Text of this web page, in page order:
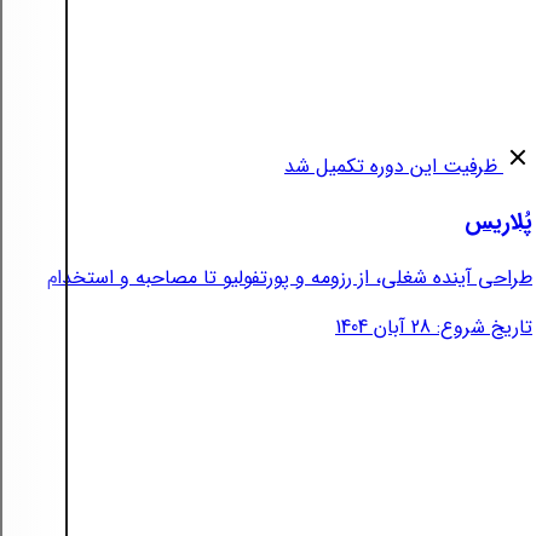
ظرفیت این دوره تکمیل شد
پُلاریس
طراحی آینده شغلی، از رزومه و پورتفولیو تا مصاحبه و استخدام
تاریخ شروع: 28 آبان 1404